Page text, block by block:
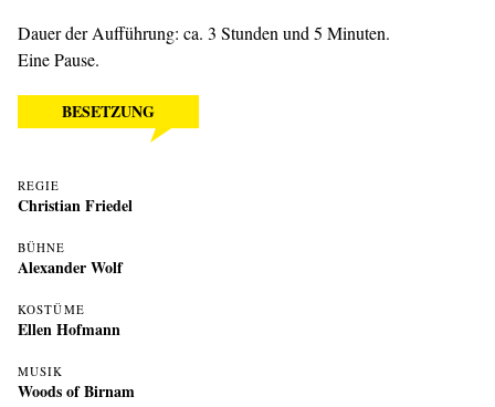
Dauer der Aufführung: ca. 3 Stunden und 5 Minuten.
Eine Pause.
BESETZUNG
REGIE
Christian Friedel
BÜHNE
Alexander Wolf
KOSTÜME
Ellen Hofmann
MUSIK
Woods of Birnam